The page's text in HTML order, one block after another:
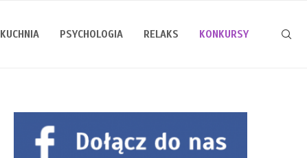
KUCHNIA PSYCHOLOGIA RELAKS KONKURSY